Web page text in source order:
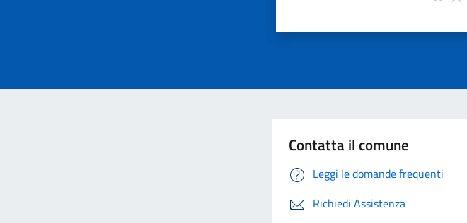
Contatta il comune
Leggi le domande frequenti
Richiedi Assistenza